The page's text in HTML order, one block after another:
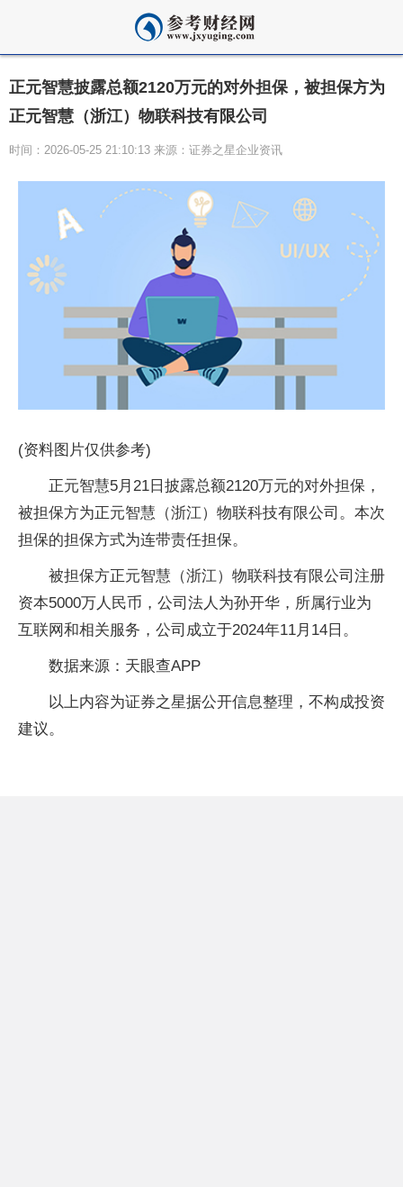
正元智慧披露总额2120万元的对外担保，被担保方为
正元智慧（浙江）物联科技有限公司
时间：2026-05-25 21:10:13 来源：证券之星企业资讯
(资料图片仅供参考)
正元智慧5月21日披露总额2120万元的对外担保，
被担保方为正元智慧（浙江）物联科技有限公司。本次
担保的担保方式为连带责任担保。
被担保方正元智慧（浙江）物联科技有限公司注册
资本5000万人民币，公司法人为孙开华，所属行业为
互联网和相关服务，公司成立于2024年11月14日。
数据来源：天眼查APP
以上内容为证券之星据公开信息整理，不构成投资
建议。